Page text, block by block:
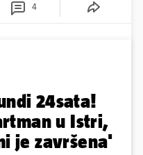
4
24sata!
u Istri,
je završena'